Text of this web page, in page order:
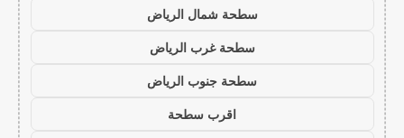
سطحة شمال الرياض
سطحة غرب الرياض
سطحة جنوب الرياض
اقرب سطحة